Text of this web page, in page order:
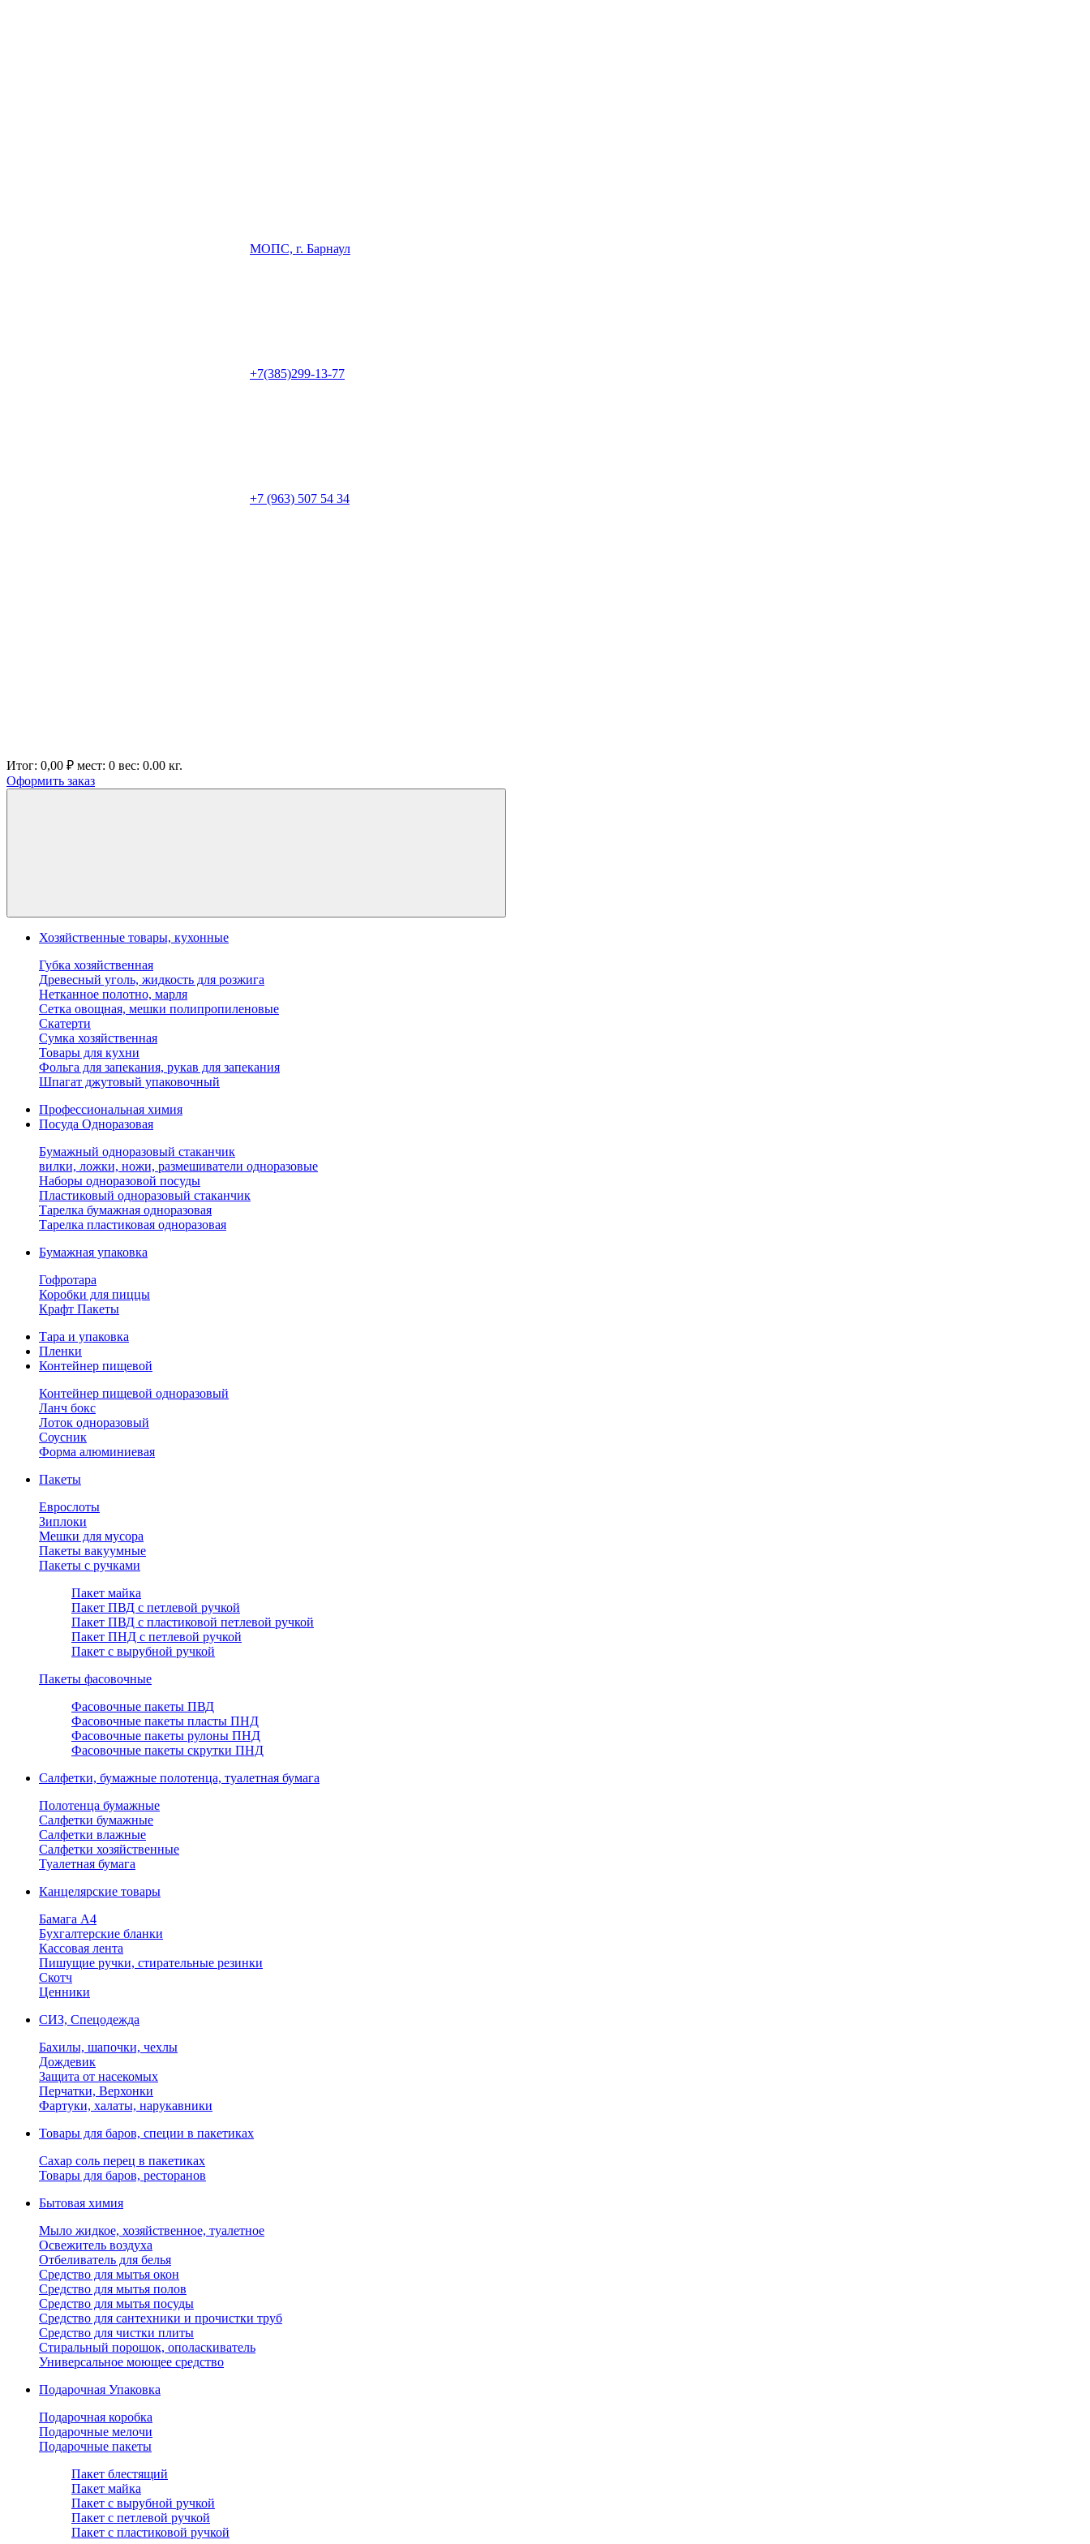
МОПС, г. Барнаул
+7(385)299-13-77
+7 (963) 507 54 34
Итог: 0,00 ₽ мест: 0 вес: 0.00 кг.
Оформить заказ
Хозяйственные товары, кухонные
Губка хозяйственная
Древесный уголь, жидкость для розжига
Нетканное полотно, марля
Сетка овощная, мешки полипропиленовые
Скатерти
Сумка хозяйственная
Товары для кухни
Фольга для запекания, рукав для запекания
Шпагат джутовый упаковочный
Профессиональная химия
Посуда Одноразовая
Бумажный одноразовый стаканчик
вилки, ложки, ножи, размешиватели одноразовые
Наборы одноразовой посуды
Пластиковый одноразовый стаканчик
Тарелка бумажная одноразовая
Тарелка пластиковая одноразовая
Бумажная упаковка
Гофротара
Коробки для пиццы
Крафт Пакеты
Тара и упаковка
Пленки
Контейнер пищевой
Контейнер пищевой одноразовый
Ланч бокс
Лоток одноразовый
Соусник
Форма алюминиевая
Пакеты
Еврослоты
Зиплоки
Мешки для мусора
Пакеты вакуумные
Пакеты с ручками
Пакет майка
Пакет ПВД с петлевой ручкой
Пакет ПВД с пластиковой петлевой ручкой
Пакет ПНД с петлевой ручкой
Пакет с вырубной ручкой
Пакеты фасовочные
Фасовочные пакеты ПВД
Фасовочные пакеты пласты ПНД
Фасовочные пакеты рулоны ПНД
Фасовочные пакеты скрутки ПНД
Салфетки, бумажные полотенца, туалетная бумага
Полотенца бумажные
Салфетки бумажные
Салфетки влажные
Салфетки хозяйственные
Туалетная бумага
Канцелярские товары
Бамага А4
Бухгалтерские бланки
Кассовая лента
Пишущие ручки, стирательные резинки
Скотч
Ценники
СИЗ, Спецодежда
Бахилы, шапочки, чехлы
Дождевик
Защита от насекомых
Перчатки, Верхонки
Фартуки, халаты, нарукавники
Товары для баров, специи в пакетиках
Сахар соль перец в пакетиках
Товары для баров, ресторанов
Бытовая химия
Мыло жидкое, хозяйственное, туалетное
Освежитель воздуха
Отбеливатель для белья
Средство для мытья окон
Средство для мытья полов
Средство для мытья посуды
Средство для сантехники и прочистки труб
Средство для чистки плиты
Стиральный порошок, ополаскиватель
Универсальное моющее средство
Подарочная Упаковка
Подарочная коробка
Подарочные мелочи
Подарочные пакеты
Пакет блестящий
Пакет майка
Пакет с вырубной ручкой
Пакет с петлевой ручкой
Пакет с пластиковой ручкой